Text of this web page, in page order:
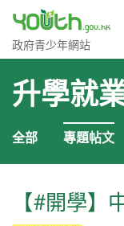
政府青少年網站
政府青少年網站
升學就
全部 專題帖文
【#開學】